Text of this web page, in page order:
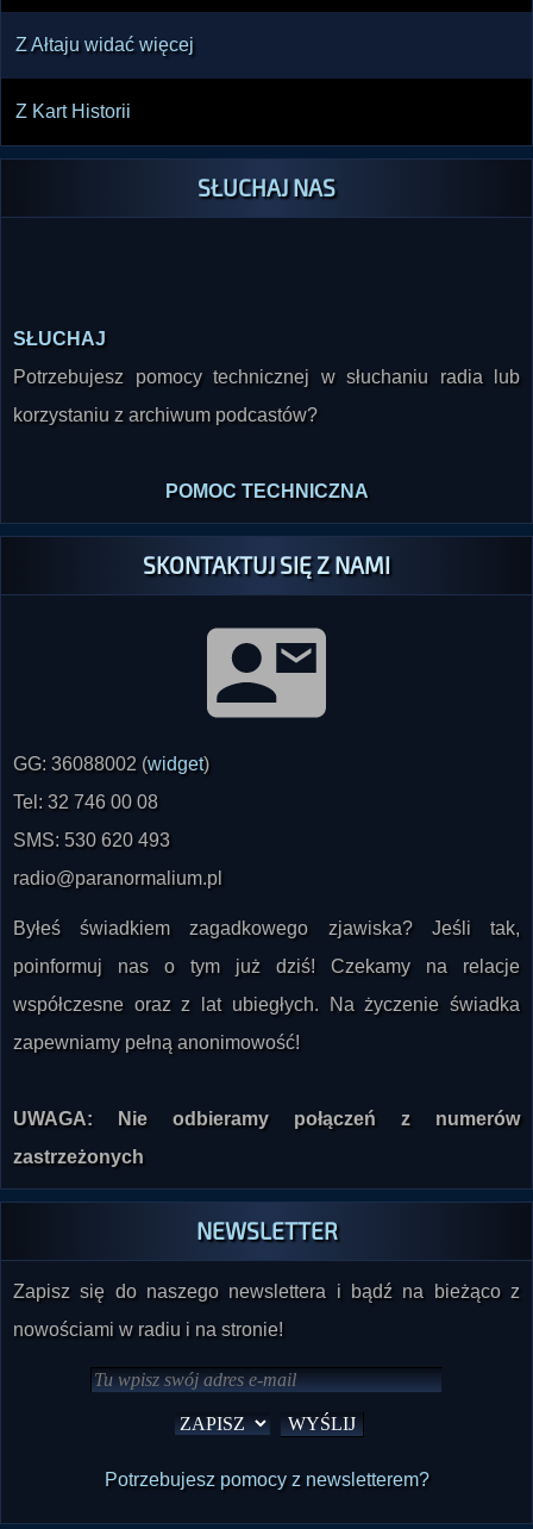
Z Ałtaju widać więcej
Z Kart Historii
SŁUCHAJ NAS
SŁUCHAJ
Potrzebujesz pomocy technicznej w słuchaniu radia lub
korzystaniu z archiwum podcastów?
POMOC TECHNICZNA
SKONTAKTUJ SIĘ Z NAMI
GG: 36088002 (widget)
Tel: 32 746 00 08
SMS: 530 620 493
radio@paranormalium.pl
Byłeś świadkiem zagadkowego zjawiska? Jeśli tak,
poinformuj nas o tym już dziś! Czekamy na relacje
współczesne oraz z lat ubiegłych. Na życzenie świadka
zapewniamy pełną anonimowość!
UWAGA: Nie odbieramy połączeń z numerów
zastrzeżonych
NEWSLETTER
Zapisz się do naszego newslettera i bądź na bieżąco z
nowościami w radiu i na stronie!
Potrzebujesz pomocy z newsletterem?